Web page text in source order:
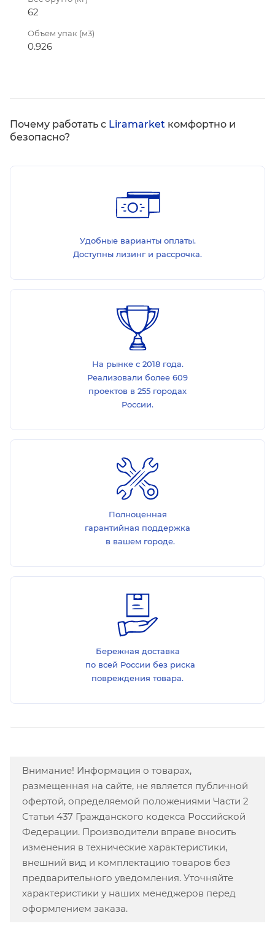
62
Объем упак (м3)
0.926
Почему работать с Liramarket комфортно и
безопасно?
Удобные варианты оплаты.
Доступны лизинг и рассрочка.
На рынке с 2018 года.
Реализовали более 609
проектов в 255 городах
России.
Полноценная
гарантийная поддержка
в вашем городе.
Бережная доставка
по всей России без риска
повреждения товара.
Внимание! Информация о товарах,
размещенная на сайте, не является публичной
офертой, определяемой положениями Части 2
Статьи 437 Гражданского кодекса Российской
Федерации. Производители вправе вносить
изменения в технические характеристики,
внешний вид и комплектацию товаров без
предварительного уведомления. Уточняйте
характеристики у наших менеджеров перед
оформлением заказа.